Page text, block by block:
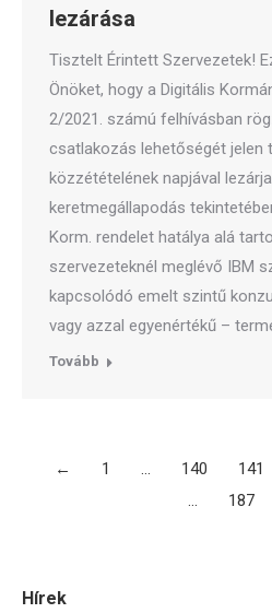
lezárása
Tisztelt Érintett Szervezetek!
Önöket, hogy a Digitális
2/2021. számú felhívásban
csatlakozás lehetőségét jelen
közzétételének napjával
keretmegállapodás
Korm. rendelet hatálya alá
szervezeteknél meglévő IBM
kapcsolódó emelt szintű
vagy azzal egyenértékű –
Tovább
← 1 … 140 141
…
187
Hírek